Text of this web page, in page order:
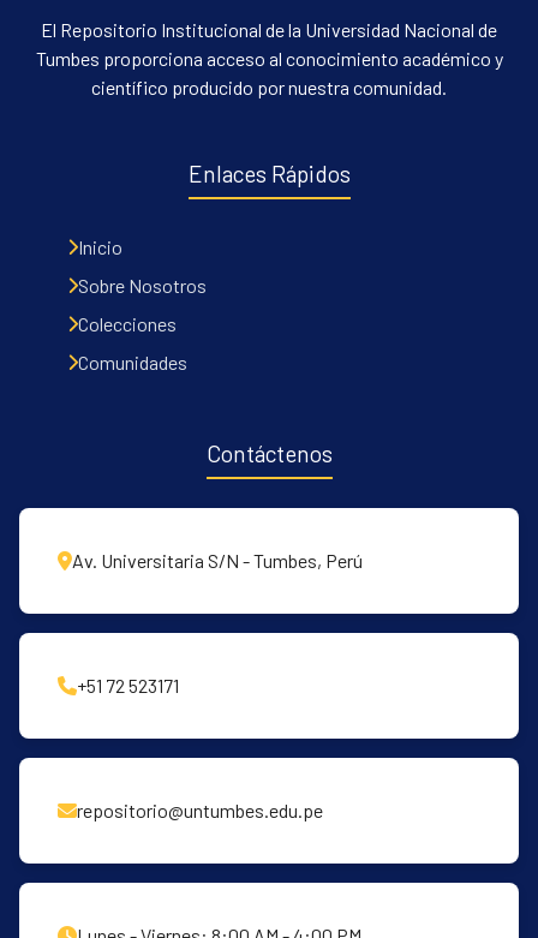
Communities & Collections
El Repositorio Institucional de la Universidad Nacional de
Tumbes proporciona acceso al conocimiento académico y
científico producido por nuestra comunidad.
Enlaces Rápidos
Inicio
Sobre Nosotros
Colecciones
Comunidades
Contáctenos
Av. Universitaria S/N - Tumbes, Perú
+51 72 523171
repositorio@untumbes.edu.pe